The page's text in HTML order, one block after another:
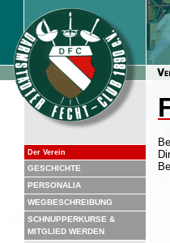
Der Verein
GESCHICHTE
PERSONALIA
WEGBESCHREIBUNG
SCHNUPPERKURSE &
MITGLIED WERDEN